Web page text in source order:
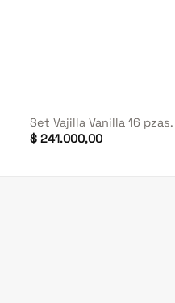
Set Vajilla Vanilla 16 pzas.
$ 241.000,00